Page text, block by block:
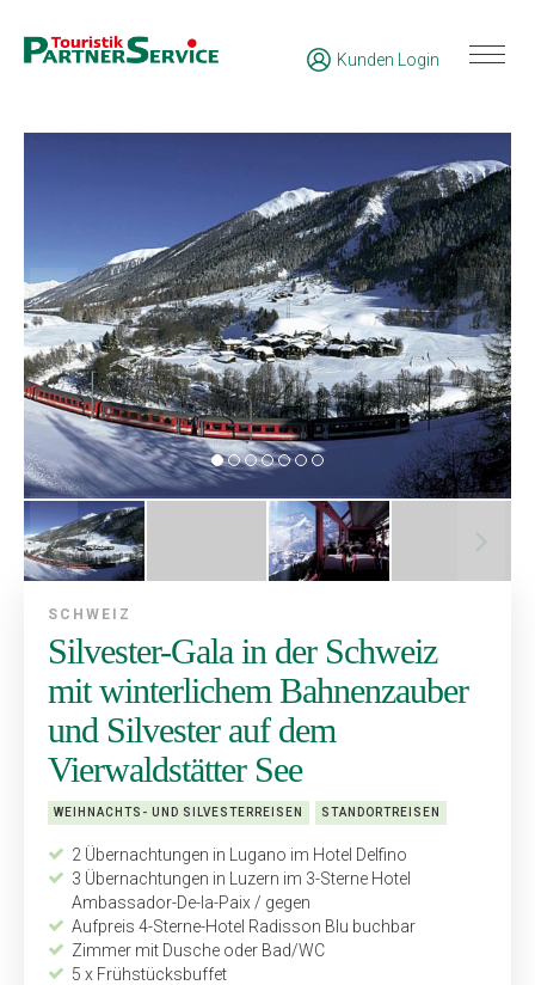
Kunden Login
SCHWEIZ
Silvester-Gala in der Schweiz
mit winterlichem Bahnenzauber
und Silvester auf dem
Vierwaldstätter See
WEIHNACHTS- UND SILVESTERREISEN STANDORTREISEN
2 Übernachtungen in Lugano im Hotel Delfino
3 Übernachtungen in Luzern im 3-Sterne Hotel
Ambassador-De-la-Paix / gegen
Aufpreis 4-Sterne-Hotel Radisson Blu buchbar
Zimmer mit Dusche oder Bad/WC
5 x Frühstücksbuffet